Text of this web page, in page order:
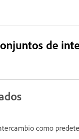
de
como